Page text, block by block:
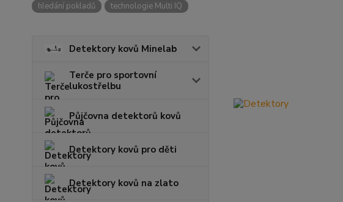
hledání pokladů
technologie Multi IQ
Detektory kovů Minelab
Terče pro sportovní
lukostřelbu
Půjčovna detektorů kovů
Detektory kovů pro děti
Detektory kovů na zlato